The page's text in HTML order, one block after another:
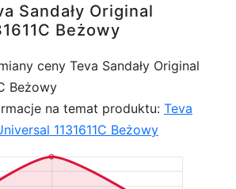
Sandały Original
Beżowy
ceny Teva Sandały Original
Beżowy
na temat produktu: Teva
1131611C Beżowy